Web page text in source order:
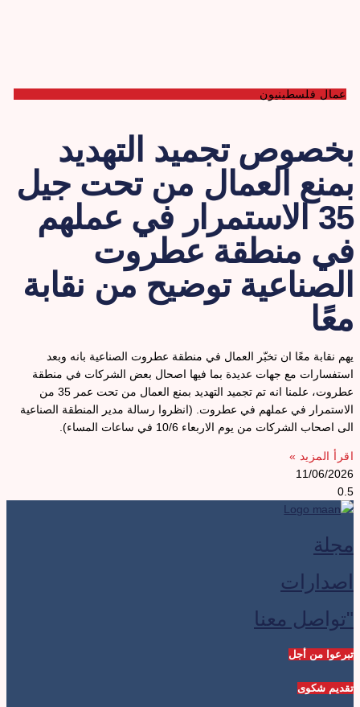
عمال فلسطينيون
بخصوص تجميد التهديد
بمنع العمال من تحت جيل
35 الاستمرار في عملهم
في منطقة عطروت
الصناعية توضيح من نقابة
معًا
يهم نقابة معًا ان تخبّر العمال في منطقة عطروت الصناعية بانه وبعد
استفسارات مع جهات عديدة بما فيها اصحال بعض الشركات في منطقة
عطروت، علمنا انه تم تجميد التهديد بمنع العمال من تحت عمر 35 من
الاستمرار في عملهم في عطروت. (انظروا رسالة مدير المنطقة الصناعية
الى اصحاب الشركات من يوم الاربعاء 10/6 في ساعات المساء).
اقرأ المزيد »
11/06/2026
مجلة
اصدارات
"تواصل معنا
تبرعوا من أجل
تقديم شكوى